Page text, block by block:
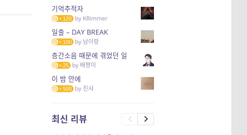
기억추적자
120 by KRimmer
일출 – DAY BREAK
100 by 남이랑
층간소음 때문에 겪었던 일
25 by 배짱이
이 밤 안에
500 by 진샤
최신 리뷰